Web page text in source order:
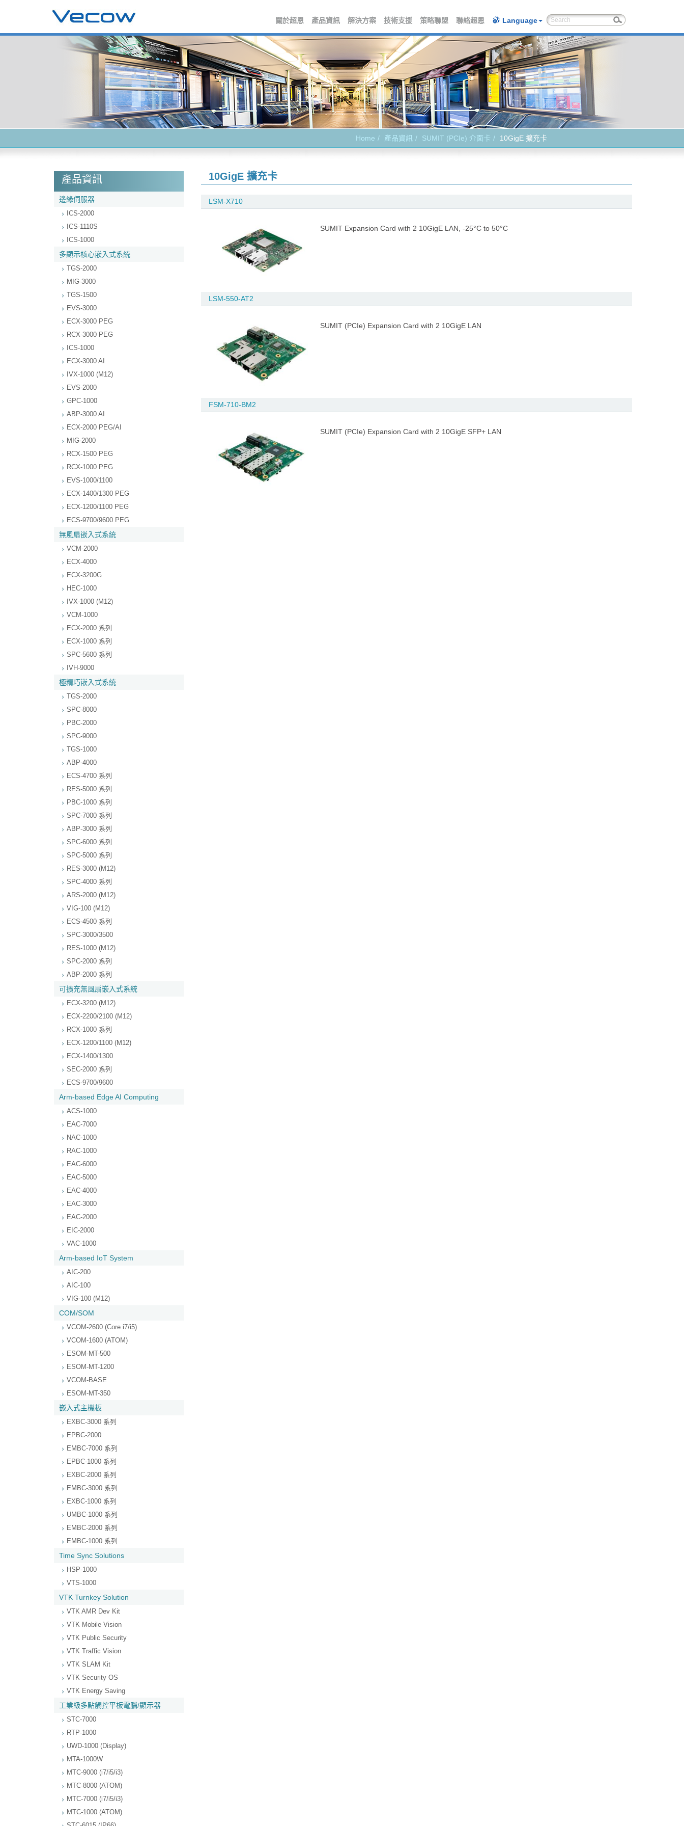
關於超恩 產品資訊 解決方案 技術支援 策略聯盟 聯絡超恩 Language
Home 產品資訊 SUMIT (PCIe) 介面卡 10GigE 擴充卡
產品資訊
邊緣伺服器
ICS-2000
ICS-1110S
ICS-1000
多顯示核心嵌入式系統
TGS-2000
MIG-3000
TGS-1500
EVS-3000
ECX-3000 PEG
RCX-3000 PEG
ICS-1000
ECX-3000 AI
IVX-1000 (M12)
EVS-2000
GPC-1000
ABP-3000 AI
ECX-2000 PEG/AI
MIG-2000
RCX-1500 PEG
RCX-1000 PEG
EVS-1000/1100
ECX-1400/1300 PEG
ECX-1200/1100 PEG
ECS-9700/9600 PEG
無風扇嵌入式系統
VCM-2000
ECX-4000
ECX-3200G
HEC-1000
IVX-1000 (M12)
VCM-1000
ECX-2000 系列
ECX-1000 系列
SPC-5600 系列
IVH-9000
極精巧嵌入式系統
TGS-2000
SPC-8000
PBC-2000
SPC-9000
TGS-1000
ABP-4000
ECS-4700 系列
RES-5000 系列
PBC-1000 系列
SPC-7000 系列
ABP-3000 系列
SPC-6000 系列
SPC-5000 系列
RES-3000 (M12)
SPC-4000 系列
ARS-2000 (M12)
VIG-100 (M12)
ECS-4500 系列
SPC-3000/3500
RES-1000 (M12)
SPC-2000 系列
ABP-2000 系列
可擴充無風扇嵌入式系統
ECX-3200 (M12)
ECX-2200/2100 (M12)
RCX-1000 系列
ECX-1200/1100 (M12)
ECX-1400/1300
SEC-2000 系列
ECS-9700/9600
Arm-based Edge AI Computing
ACS-1000
EAC-7000
NAC-1000
RAC-1000
EAC-6000
EAC-5000
EAC-4000
EAC-3000
EAC-2000
EIC-2000
VAC-1000
Arm-based IoT System
AIC-200
AIC-100
VIG-100 (M12)
COM/SOM
VCOM-2600 (Core i7/i5)
VCOM-1600 (ATOM)
ESOM-MT-500
ESOM-MT-1200
VCOM-BASE
ESOM-MT-350
嵌入式主機板
EXBC-3000 系列
EPBC-2000
EMBC-7000 系列
EPBC-1000 系列
EXBC-2000 系列
EMBC-3000 系列
EXBC-1000 系列
UMBC-1000 系列
EMBC-2000 系列
EMBC-1000 系列
Time Sync Solutions
HSP-1000
VTS-1000
VTK Turnkey Solution
VTK AMR Dev Kit
VTK Mobile Vision
VTK Public Security
VTK Traffic Vision
VTK SLAM Kit
VTK Security OS
VTK Energy Saving
工業級多點觸控平板電腦/顯示器
STC-7000
RTP-1000
UWD-1000 (Display)
MTA-1000W
MTC-9000 (i7/i5/i3)
MTC-8000 (ATOM)
MTC-7000 (i7/i5/i3)
MTC-1000 (ATOM)
10GigE 擴充卡
LSM-X710
SUMIT Expansion Card with 2 10GigE LAN, -25°C to 50°C
LSM-550-AT2
SUMIT (PCIe) Expansion Card with 2 10GigE LAN
FSM-710-BM2
SUMIT (PCIe) Expansion Card with 2 10GigE SFP+ LAN